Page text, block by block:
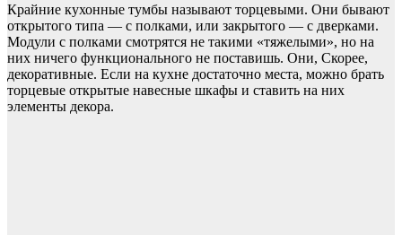
Крайние кухонные тумбы называют торцевыми. Они бывают
открытого типа — с полками, или закрытого — с дверками.
Модули с полками смотрятся не такими «тяжелыми», но на
них ничего функционального не поставишь. Они, Скорее,
декоративные. Если на кухне достаточно места, можно брать
торцевые открытые навесные шкафы и ставить на них
элементы декора.